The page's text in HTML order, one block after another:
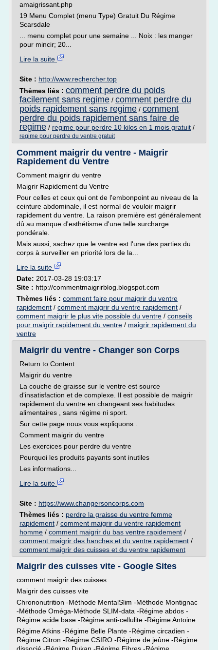
amaigrissant.php
19 Menu Complet (menu Type) Gratuit Du Régime
Scarsdale
... menu complet pour une semaine ... Noix : les manger
pour mincir; 20...
Lire la suite
Site : http://www.rechercher.top
Thèmes liés : comment perdre du poids
facilement sans regime / comment perdre du
poids rapidement sans regime / comment
perdre du poids rapidement sans faire de
regime / regime pour perdre 10 kilos en 1 mois gratuit /
regime pour perdre du ventre gratuit
Comment maigrir du ventre - Maigrir
Rapidement du Ventre
Comment maigrir du ventre
Maigrir Rapidement du Ventre
Pour celles et ceux qui ont de l'embonpoint au niveau de la
ceinture abdominale, il est normal de vouloir maigrir
rapidement du ventre. La raison première est généralement
dû au manque d'esthétisme d'une telle surcharge
pondérale.
Mais aussi, sachez que le ventre est l'une des parties du
corps à surveiller en priorité lors de la...
Lire la suite
Date: 2017-03-28 19:03:17
Site : http://commentmaigrirblog.blogspot.com
Thèmes liés : comment faire pour maigrir du ventre
rapidement / comment maigrir du ventre rapidement /
comment maigrir le plus vite possible du ventre / conseils
pour maigrir rapidement du ventre / maigrir rapidement du
ventre
Maigrir du ventre - Changer son Corps
Return to Content
Maigrir du ventre
La couche de graisse sur le ventre est source
d'insatisfaction et de complexe. Il est possible de maigrir
rapidement du ventre en changeant ses habitudes
alimentaires , sans régime ni sport.
Sur cette page nous vous expliquons :
Comment maigrir du ventre
Les exercices pour perdre du ventre
Pourquoi les produits payants sont inutiles
Les informations...
Lire la suite
Site : https://www.changersoncorps.com
Thèmes liés : perdre la graisse du ventre femme
rapidement / comment maigrir du ventre rapidement
homme / comment maigrir du bas ventre rapidement /
comment maigrir des hanches et du ventre rapidement /
comment maigrir des cuisses et du ventre rapidement
Maigrir des cuisses vite - Google Sites
comment maigrir des cuisses
Maigrir des cuisses vite
Chrononutrition -Méthode MentalSlim -Méthode Montignac
-Méthode Oméga-Méthode SLIM-data -Régime abdos -
Régime acide base -Régime anti-cellulite -Régime Antoine
Régime Atkins -Régime Belle Plante -Régime circadien -
Régime Citron -Régime CSIRO -Régime de jeûne -Régime